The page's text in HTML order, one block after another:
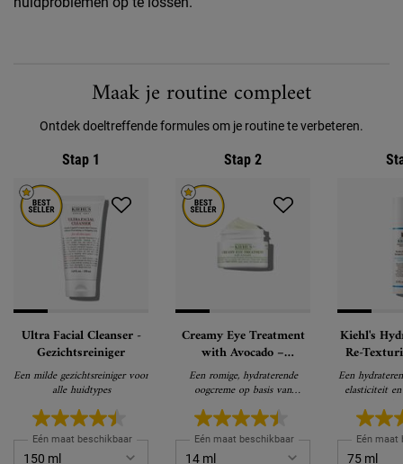
Maak je routine compleet
Ontdek doeltreffende formules om je routine te verbeteren.
Stap 1
Ultra Facial Cleanser -
Gezichtsreiniger
Een milde gezichtsreiniger voor
alle huidtypes
Eén maat beschikbaar
Stap 2
Creamy Eye Treatment
with Avocado –
Oogcontourcrème
Een romige, hydraterende
oogcreme op basis van
avocado-olie
Eén maat beschikbaar
Kiehl's
Re-
Een
elasticiteit
van de
Eén maat